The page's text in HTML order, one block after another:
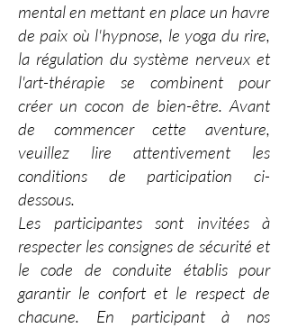
mental en mettant en place un havre
de paix où l'hypnose, le yoga du rire,
la régulation du système nerveux et
l'art-thérapie se combinent pour
créer un cocon de bien-être. Avant
de commencer cette aventure,
veuillez lire attentivement les
conditions de participation ci-
dessous.
Les participantes sont invitées à
respecter les consignes de sécurité et
le code de conduite établis pour
garantir le confort et le respect de
chacune. En participant à nos